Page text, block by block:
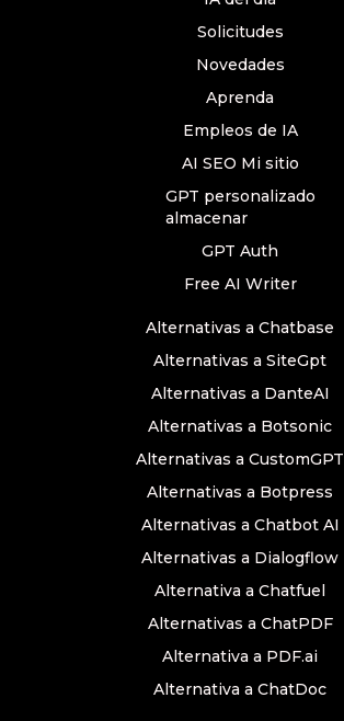
Solicitudes
Novedades
Aprenda
Empleos de IA
AI SEO Mi sitio
GPT personalizado
almacenar
GPT Auth
Free AI Writer
Alternativas a Chatbase
Alternativas a SiteGpt
Alternativas a DanteAI
Alternativas a Botsonic
Alternativas a CustomGPT
Alternativas a Botpress
Alternativas a Chatbot AI
Alternativas a Dialogflow
Alternativa a Chatfuel
Alternativas a ChatPDF
Alternativa a PDF.ai
Alternativa a ChatDoc